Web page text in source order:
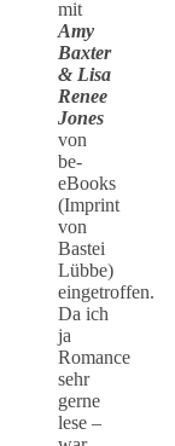
mit
Amy
Baxter
& Lisa
Renee
Jones
von
be-
eBooks
(Imprint
von
Bastei
Lübbe)
eingetroffen.
Da ich
ja
Romance
sehr
gerne
lese –